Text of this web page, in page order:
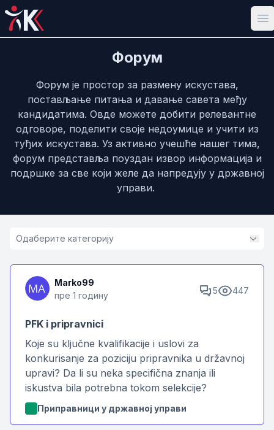
Форум
Форум је простор за размену искустава,
постављање питања и давање савета међу
кандидатима. Овде можете добити релевантне
одговоре, поделити своје недоумице и учити из
туђих искустава. Уз активно учешће нашег тима,
форум представља поуздан извор информација и
подршке за све који желе да напредују у државној
управи.
Marko99
пре 1 годину
5 447
PFK i pripravnici
Koje su ključne kvalifikacije i uslovi za
konkurisanje za poziciju pripravnika u državnoj
upravi? Da li su neka specifična znanja ili
iskustva bila potrebna tokom selekcije?
Приправници у државној управи